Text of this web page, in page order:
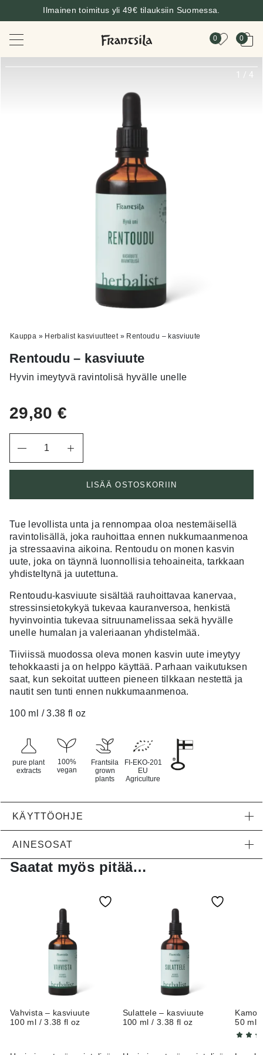
Ilmainen toimitus yli 49€ tilauksiin Suomessa.
0 0
1 / 4
Kauppa » Herbalist kasviuutteet» Rentoudu – kasviuute
Rentoudu – kasviuute
Hyvin imeytyvä ravintolisä hyvälle unelle
29,80€
LISÄÄ OSTOSKORIIN
Tue levollista unta ja rennompaa oloa nestemäisellä
ravintolisällä, joka rauhoittaa ennen nukkumaanmenoa
ja stressaavina aikoina. Rentoudu on monen kasvin
uute, joka on täynnä luonnollisia tehoaineita, tarkkaan
yhdisteltynä ja uutettuna.
Rentoudu-kasviuute sisältää rauhoittavaa kanervaa,
stressinsietokykyä tukevaa kauranversoa, henkistä
hyvinvointia tukevaa sitruunamelissaa sekä hyvälle
unelle humalan ja valeriaanan yhdistelmää.
Tiiviissä muodossa oleva monen kasvin uute imeytyy
tehokkaasti ja on helppo käyttää. Parhaan vaikutuksen
saat, kun sekoitat uutteen pieneen tilkkaan nestettä ja
nautit sen tunti ennen nukkumaanmenoa.
100 ml / 3.38 fl oz
pure plant
extracts
100%
vegan
Frantsila
grown
plants
FI-EKO-201
EU
Agriculture
KÄYTTÖOHJE
AINESOSAT
Saatat myös pitää…
Vahvista – kasviuute
100 ml / 3.38 fl oz
Sulattele – kasviuute
100 ml / 3.38 fl oz
50 ml